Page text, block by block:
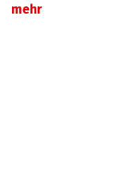
mehr